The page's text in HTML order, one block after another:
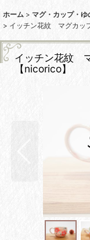
ホーム > マグ・カップ・
> イッチン花紋 マグカッ
イッチン花紋
【nicorico】